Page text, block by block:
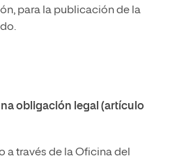
para la publicación de la
obligación legal (artículo
a través de la Oficina del